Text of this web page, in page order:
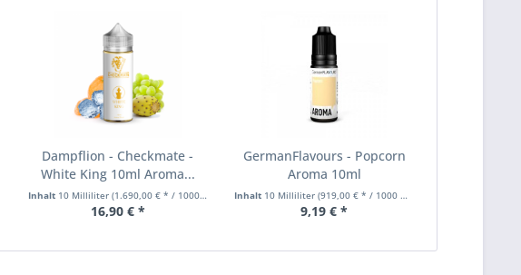
Dampflion - Checkmate -
White King 10ml Aroma...
Inhalt 10 Milliliter (1.690,00 € * / 1000 Milliliter)
16,90 € *
GermanFlavours - Popcorn
Aroma 10ml
Inhalt 10 Milliliter(919,00 € * / 1000 Milliliter)
9,19 € *